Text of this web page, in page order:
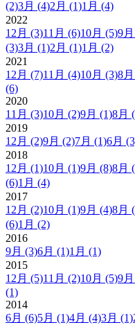
(2)3月 (4)2月 (1)1月 (4)
2022
12月 (3)11月 (6)10月 (5)9月
(3)3月 (1)2月 (1)1月 (2)
2021
12月 (7)11月 (4)10月 (3)8月
(6)
2020
11月 (3)10月 (2)9月 (1)8月
2019
12月 (2)9月 (2)7月 (1)6月
2018
12月 (1)10月 (1)9月 (8)8月
(6)1月 (4)
2017
12月 (2)10月 (1)9月 (4)8月
(6)1月 (2)
2016
9月 (3)6月 (1)1月 (1)
2015
12月 (5)11月 (2)10月 (5)9月
(1)
2014
6月 (6)5月 (1)4月 (4)3月 (1)